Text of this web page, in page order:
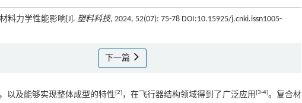
料力学性能影响[J]. 塑料科技, 2024, 52(07): 75-78 DOI:10.15925/j.cnki.issn1005-
下一篇
，以及能够实现整体成型的特性[2] ，在飞行器结构领域得到了广泛应用 [3-4]。复合材